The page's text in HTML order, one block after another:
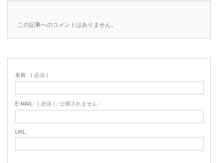
この記事へのコメントはありません。
名前 ( 必須 )
E-MAIL ( 必須 ) - 公開されません -
URL